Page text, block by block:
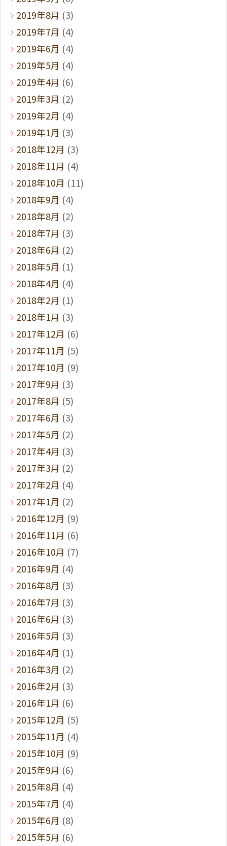
2019年8月 (3)
2019年7月 (4)
2019年6月 (4)
2019年5月 (4)
2019年4月 (6)
2019年3月 (2)
2019年2月 (4)
2019年1月 (3)
2018年12月 (3)
2018年11月 (4)
2018年10月 (11)
2018年9月 (4)
2018年8月 (2)
2018年7月 (3)
2018年6月 (2)
2018年5月 (1)
2018年4月 (4)
2018年2月 (1)
2018年1月 (3)
2017年12月 (6)
2017年11月 (5)
2017年10月 (9)
2017年9月 (3)
2017年8月 (5)
2017年6月 (3)
2017年5月 (2)
2017年4月 (3)
2017年3月 (2)
2017年2月 (4)
2017年1月 (2)
2016年12月 (9)
2016年11月 (6)
2016年10月 (7)
2016年9月 (4)
2016年8月 (3)
2016年7月 (3)
2016年6月 (3)
2016年5月 (3)
2016年4月 (1)
2016年3月 (2)
2016年2月 (3)
2016年1月 (6)
2015年12月 (5)
2015年11月 (4)
2015年10月 (9)
2015年9月 (6)
2015年8月 (4)
2015年7月 (4)
2015年6月 (8)
2015年5月 (6)